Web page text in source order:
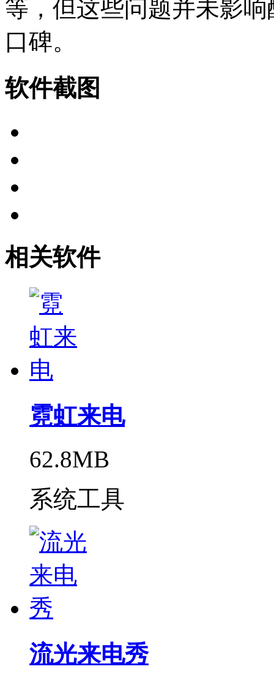
等，但这些问题并未影
口碑。
软件截图
相关软件
霓虹来电
62.8MB
系统工具
流光来电秀